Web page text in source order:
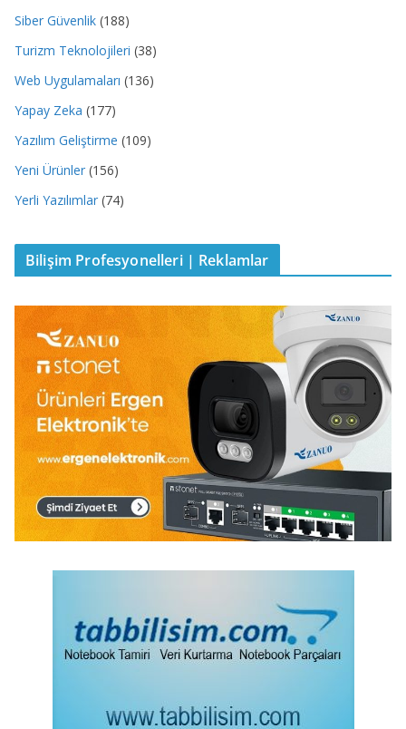
Siber Güvenlik (188)
Turizm Teknolojileri (38)
Web Uygulamaları (136)
Yapay Zeka (177)
Yazılım Geliştirme (109)
Yeni Ürünler (156)
Yerli Yazılımlar (74)
Bilişim Profesyonelleri | Reklamlar